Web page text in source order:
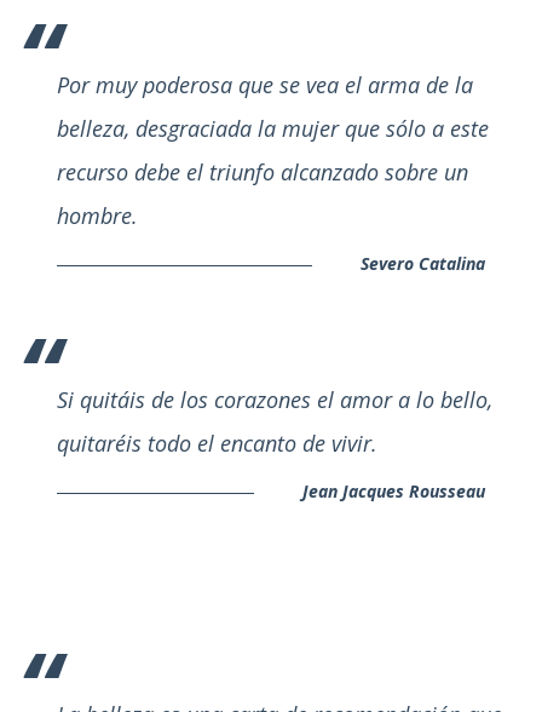
Por muy poderosa que se vea el arma de la
belleza, desgraciada la mujer que sólo a este
recurso debe el triunfo alcanzado sobre un
hombre.
Severo Catalina
Si quitáis de los corazones el amor a lo bello,
quitaréis todo el encanto de vivir.
Jean Jacques Rousseau